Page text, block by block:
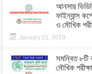
আনসার
ফাইন্যান্স
ও মৌখিক
January 21, 2019
সমন্বিত ৮টি
মৌখিক